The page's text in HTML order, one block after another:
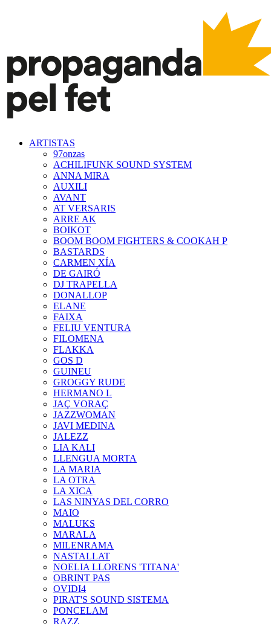
ARTISTAS
97onzas
ACHILIFUNK SOUND SYSTEM
ANNA MIRA
AUXILI
AVANT
AT VERSARIS
ARRE AK
BOIKOT
BOOM BOOM FIGHTERS & COOKAH P
BASTARDS
CARMEN XÍA
DE GAIRÓ
DJ TRAPELLA
DONALLOP
ELANE
FAIXA
FELIU VENTURA
FILOMENA
FLAKKA
GOS D
GUINEU
GROGGY RUDE
HERMANO L
JAÇ VORAÇ
JAZZWOMAN
JAVI MEDINA
JALEZZ
LIA KALI
LLENGUA MORTA
LA MARIA
LA OTRA
LA XICA
LAS NINYAS DEL CORRO
MAIO
MALUKS
MARALA
MILENRAMA
NASTALLAT
NOELIA LLORENS 'TITANA'
OBRINT PAS
OVIDI4
PIRAT'S SOUND SISTEMA
PONCELAM
RAZZ